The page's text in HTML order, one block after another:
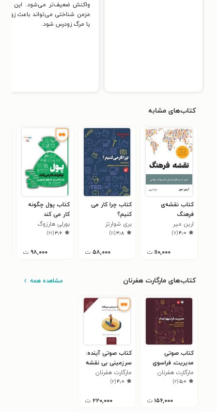
واکنش ضعیف‌تر می‌شود. این
مزمن شناختی می‌تواند باعث زوال
یا مرگ زودرس شود.
کتاب‌های مشابه
کتاب نقشه‌ی
فرهنگ
ارین میر
۴٫۰(۷)
۱۱۰,۰۰۰ ت
کتاب چرا کار می
کنیم؟
بری شوارتز
۳٫۸(۱۱)
۵۸,۰۰۰ ت
کتاب پول چگونه
کار می کند
بورلی هارزوگ
۳٫۶(۶۱)
۹۸,۰۰۰ ت
کتاب‌های مارگارت هفرنان مشاهده همه
کتاب صوتی
مدیریت، فراسوی
اعداد
مارگارت هفرنان
۵٫۰(۲)
۱۵۶,۰۰۰ ت
کتاب صوتی آینده:
سرزمینی بی نقشه
مارگارت هفرنان
۴٫۰(۲)
۲۲۰,۰۰۰ ت